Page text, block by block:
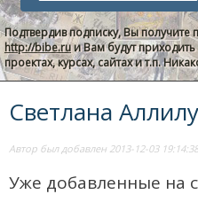
Подтвердив подписку, Вы
http://bibe.ruи Вам будут
проектах, курсах, сайтах и т.п.
Светлана
Автор был добавлен 2013-12-03
Уже добавленные на